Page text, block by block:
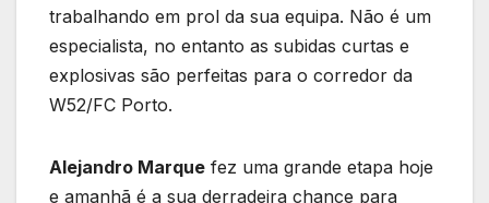
trabalhando em prol da sua equipa. Não é um
especialista, no entanto as subidas curtas e
explosivas são perfeitas para o corredor da
W52/FC Porto.
Alejandro Marque fez uma grande etapa hoje
e amanhã é a sua derradeira chance para